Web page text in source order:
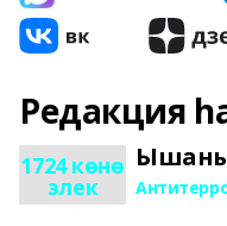
Редакция
1724 көнө
элек